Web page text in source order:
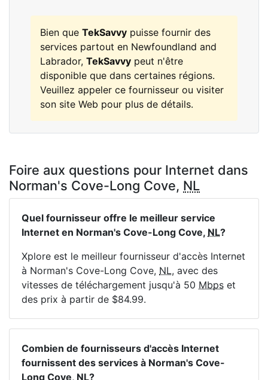
Bien que TekSavvy puisse fournir des
services partout en Newfoundland and
Labrador, TekSavvy peut n'être
disponible que dans certaines régions.
Veuillez appeler ce fournisseur ou visiter
son site Web pour plus de détails.
Foire aux questions pour Internet dans
Norman's Cove-Long Cove, NL
Quel fournisseur offre le meilleur service
Internet en Norman's Cove-Long Cove, NL?
Xplore est le meilleur fournisseur d'accès Internet
à Norman's Cove-Long Cove, NL, avec des
vitesses de téléchargement jusqu'à 50 Mbps et
des prix à partir de $84.99.
Combien de fournisseurs d'accès Internet
fournissent des services à Norman's Cove-
Long Cove, NL?